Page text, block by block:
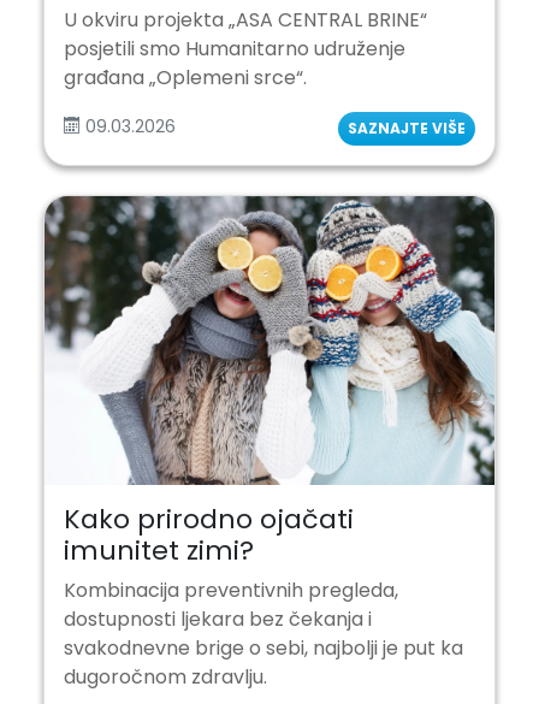
U okviru projekta „ASA CENTRAL BRINE“
posjetili smo Humanitarno udruženje
građana „Oplemeni srce“.
09.03.2026 SAZNAJTE VIŠE
Kako prirodno ojačati
imunitet zimi?
Kombinacija preventivnih pregleda,
dostupnosti ljekara bez čekanja i
svakodnevne brige o sebi, najbolji je put ka
dugoročnom zdravlju.